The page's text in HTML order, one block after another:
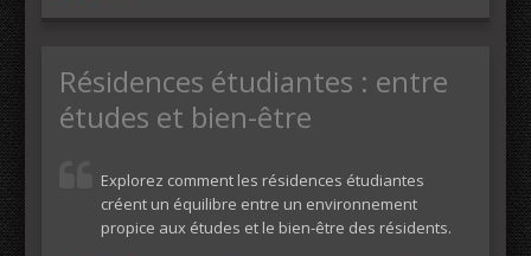
Résidences étudiantes : entre
études et bien-être
Explorez comment les résidences étudiantes
créent un équilibre entre un environnement
propice aux études et le bien-être des résidents.